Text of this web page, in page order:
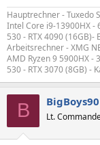
Hauptrechner - Tuxedo
Intel Core i9-13900HX -
530 - RTX 4090 (16GB)-
Arbeitsrechner - XMG
AMD Ryzen 9 5900HX -
530 - RTX 3070 (8GB) -
B BigBoys90
Lt.